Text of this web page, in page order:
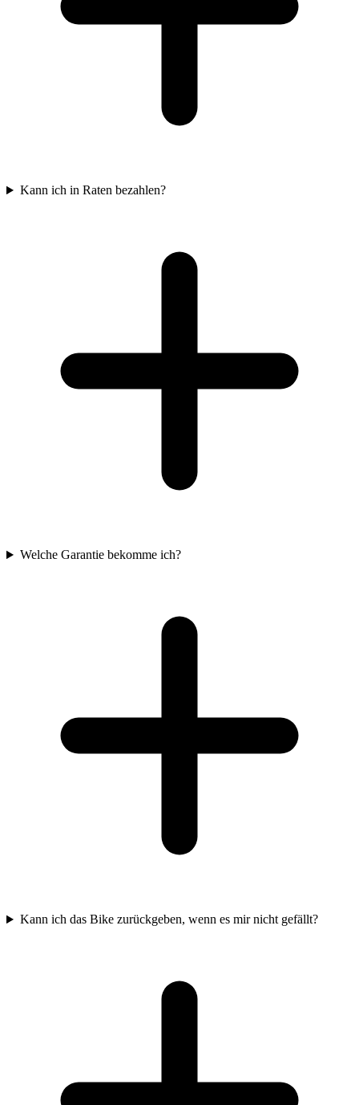
Kann ich in Raten bezahlen?
Welche Garantie bekomme ich?
Kann ich das Bike zurückgeben, wenn es mir nicht gefällt?